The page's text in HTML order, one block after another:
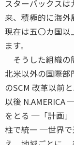
スターバックス
来、積極的に海外
現在は五〇カ国以
ます。
そうした組織の
北米以外の国際
のSCM 改革以前
以後
をとる ─「計画
柱で統一 ─世界